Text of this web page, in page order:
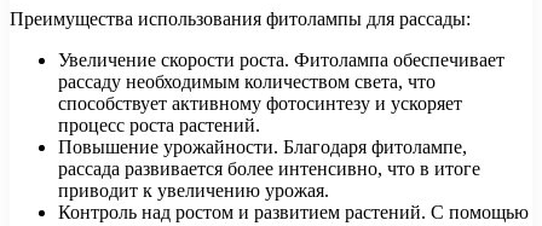
Преимущества использования фитолампы для рассады:
Увеличение скорости роста. Фитолампа обеспечивает
рассаду необходимым количеством света, что
способствует активному фотосинтезу и ускоряет
процесс роста растений.
Повышение урожайности. Благодаря фитолампе,
рассада развивается более интенсивно, что в итоге
приводит к увеличению урожая.
Контроль над ростом и развитием растений. С помощью